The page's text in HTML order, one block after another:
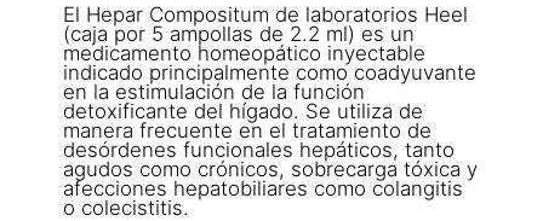
El Hepar Compositum de laboratorios Heel
(caja por 5 ampollas de 2.2 ml) es un
medicamento homeopático inyectable
indicado principalmente como coadyuvante
en la estimulación de la función
detoxificante del hígado. Se utiliza de
manera frecuente en el tratamiento de
desórdenes funcionales hepáticos, tanto
agudos como crónicos, sobrecarga tóxica y
afecciones hepatobiliares como colangitis
o colecistitis.